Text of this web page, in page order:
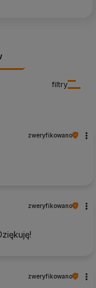
filtry
zweryfikowano
zweryfikowano
zweryfikowano